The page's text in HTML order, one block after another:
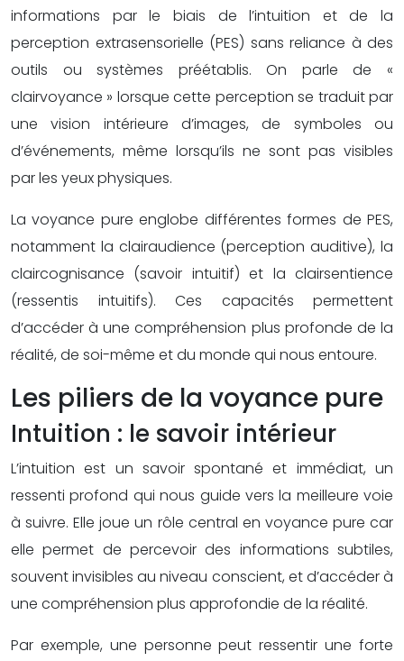
informations par le biais de l’intuition et de la
perception extrasensorielle (PES) sans reliance à des
outils ou systèmes préétablis. On parle de «
clairvoyance » lorsque cette perception se traduit par
une vision intérieure d’images, de symboles ou
d’événements, même lorsqu’ils ne sont pas visibles
par les yeux physiques.
La voyance pure englobe différentes formes de PES,
notamment la clairaudience (perception auditive), la
claircognisance (savoir intuitif) et la clairsentience
(ressentis intuitifs). Ces capacités permettent
d’accéder à une compréhension plus profonde de la
réalité, de soi-même et du monde qui nous entoure.
Les piliers de la voyance pure
Intuition : le savoir intérieur
L’intuition est un savoir spontané et immédiat, un
ressenti profond qui nous guide vers la meilleure voie
à suivre. Elle joue un rôle central en voyance pure car
elle permet de percevoir des informations subtiles,
souvent invisibles au niveau conscient, et d’accéder à
une compréhension plus approfondie de la réalité.
Par exemple, une personne peut ressentir une forte